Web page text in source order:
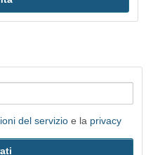
del servizio e la privacy